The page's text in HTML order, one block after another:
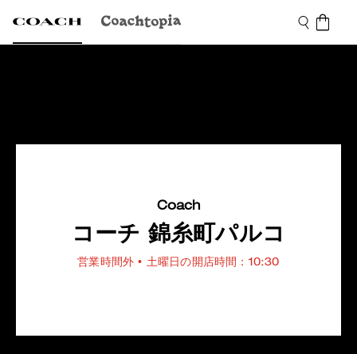
Coach
コーチ 錦糸町パルコ
営業時間外 • 土曜日の開店時間：10:30